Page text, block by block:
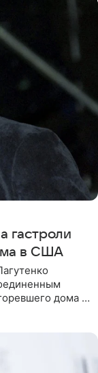
гастроли
в США
дома в